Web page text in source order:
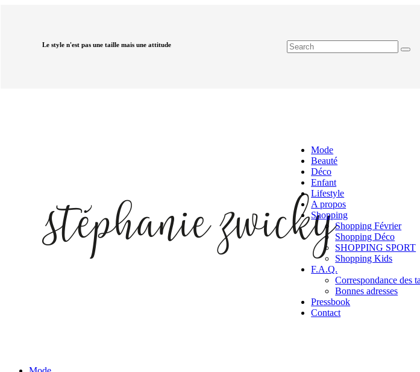
Le style n'est pas une taille mais une attitude
Mode
Beauté
Déco
Enfant
Lifestyle
A propos
Shopping
Shopping Février
Shopping Déco
SHOPPING SPORT
Shopping Kids
F.A.Q.
Correspondance des
Bonnes adresses
Pressbook
Contact